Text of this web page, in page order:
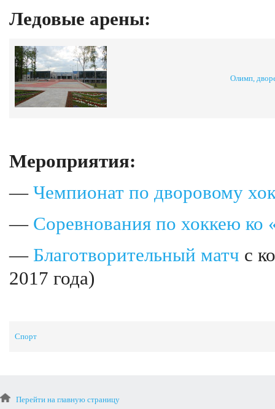
Ледовые арены:
Олимп,
Мероприятия:
— Чемпионат по дворовому
— Соревнования по хоккею
— Благотворительный матч с
2017 года)
Спорт
Перейти на главную страницу